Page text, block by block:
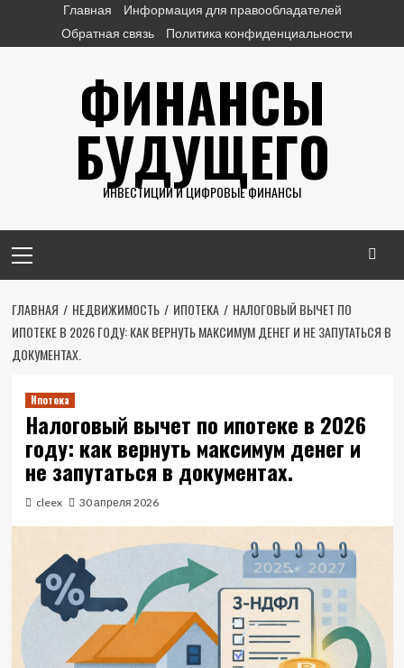
Главная
Информация для правообладателей
Обратная связь
Политика конфиденциальности
ФИНАНСЫ
БУДУЩЕГО
ИНВЕСТИЦИИ И ЦИФРОВЫЕ ФИНАНСЫ
меню
ГЛАВНАЯ НЕДВИЖИМОСТЬ ИПОТЕКА
НАЛОГОВЫЙ ВЫЧЕТ ПО
ИПОТЕКЕ В 2026 ГОДУ: КАК ВЕРНУТЬ МАКСИМУМ ДЕНЕГ И НЕ ЗАПУТАТЬСЯ В
ДОКУМЕНТАХ.
Ипотека
Налоговый вычет по ипотеке в 2026
году: как вернуть максимум денег и
не запутаться в документах.
cleex 30 апреля 2026